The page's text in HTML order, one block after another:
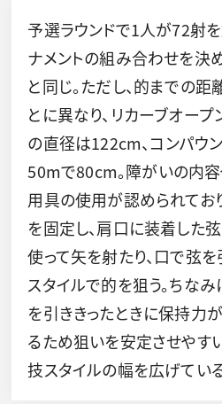
予選ラウンドで1人が72射
ナメントの組み合わせを決
と同じ。ただし、的までの
とに異なり、リカーブオー
の直径は122cm、コンパウ
50mで80cm。障がいの内
用具の使用が認められてお
を固定し、肩口に装着した
使って矢を射たり、口で弦
スタイルで的を狙う。ちなみ
を引ききったときに保持力
るため狙いを安定させやす
技スタイルの幅を広げている